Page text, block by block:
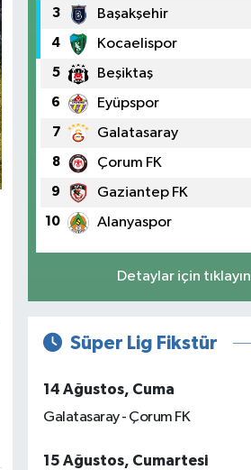
3 Başakşehir
4 Kocaelispor
5 Beşiktaş
6 Eyüpspor
7 Galatasaray
8 Çorum FK
9 Gaziantep FK
10 Alanyaspor
Detaylar için tıklayın
Süper Lig Fikstür
14 Ağustos, Cuma
Galatasaray - Çorum FK
15 Ağustos, Cumartesi